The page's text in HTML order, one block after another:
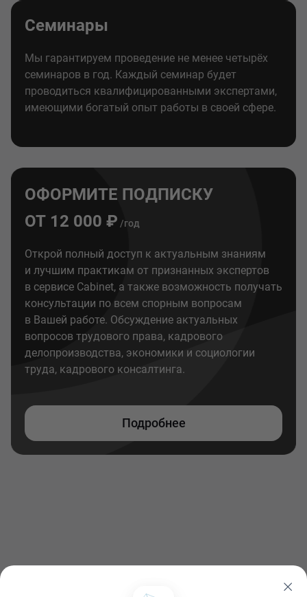
Семинары
Мы гарантируем проведение не менее четырёх
семинаров в год. Каждый семинар будет
проводиться квалифицированными экспертами,
имеющими богатый опыт работы в своей сфере.
ОФОРМИТЕ ПОДПИСКУ
ОТ 12 000 ₽ /год
Открой полный доступ к актуальным знаниям
и лучшим практикам от признанных экспертов
в сервисе Cabinet, а также возможность получать
консультации по всем спорным вопросам
в Вашей работе. Обсуждение актуальных
вопросов трудового права, кадрового
делопроизводства, экономики и социологии
труда, кадрового консалтинга.
Подробнее